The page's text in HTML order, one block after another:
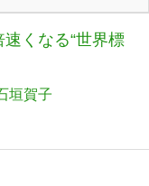
くなる“世界標
垣賀子